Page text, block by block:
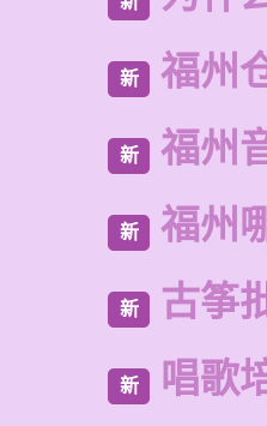
新 福州
新 福州
新 福州
新 古筝
新 唱歌